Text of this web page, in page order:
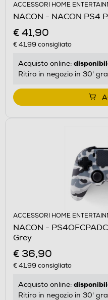
ACCESSORI HOME
NACON - NACON PS4
€ 41,90
€ 41,99 consigliato
Acquisto online:
Ritiro in negozio in 30'
ACCESSORI HOME
NACON -
Grey
€ 36,90
€ 41,99 consigliato
Acquisto online:
Ritiro in negozio in 30'